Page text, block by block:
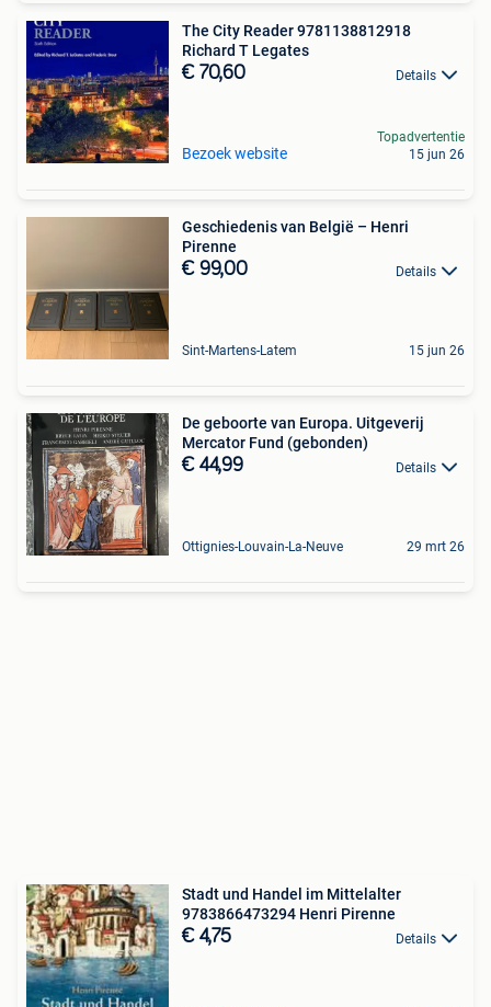
The City Reader 9781138812918
Richard T Legates
€ 70,60 Details
Bezoek website
Topadvertentie
15 jun 26
Geschiedenis van België – Henri
Pirenne
€ 99,00 Details
Sint-Martens-Latem 15 jun 26
De geboorte van Europa. Uitgeverij
Mercator Fund (gebonden)
€ 44,99 Details
Ottignies-Louvain-La-Neuve 29 mrt 26
Stadt und Handel im Mittelalter
9783866473294 Henri Pirenne
€ 4,75 Details